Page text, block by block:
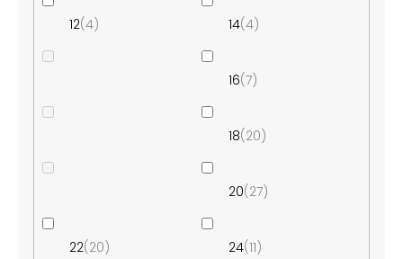
12 4 14 4
16 7
18 20
20 27
22 20 24 11